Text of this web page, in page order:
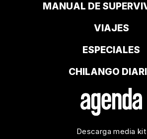
MANUAL DE
VIAJES
ESPECIALES
CHILANGO
Descarga media kit